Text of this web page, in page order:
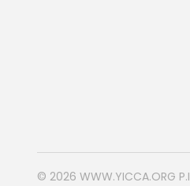
© 2026 WWW.YICCA.ORG